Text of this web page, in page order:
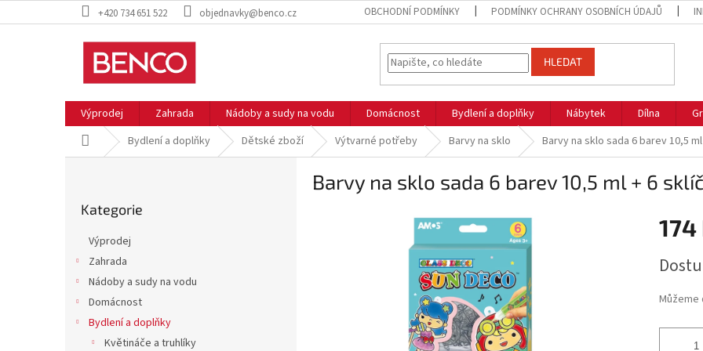
na
+420 734 651 522 objednavky@benco.cz OBCHODNÍ PODMÍNKY PODMÍNKY OCHRANY OSOBNÍCH ÚDAJŮ
HLEDAT
Výprodej Zahrada Nádoby a sudy na vodu Domácnost Bydlení a doplňky Nábytek Dílna
Domů Bydlení a doplňky Dětské zboží Výtvarné potřeby Barvy na sklo Barvy na sklo sada 6 barev 10,5
kategorie
Kategorie
Výprodej
Zahrada
Nádoby a sudy na vodu
Domácnost
Bydlení a doplňky
Květináče a truhlíky
Barvy na sklo sada 6 barev 10,5 ml + 6
174
cena:
Můžeme